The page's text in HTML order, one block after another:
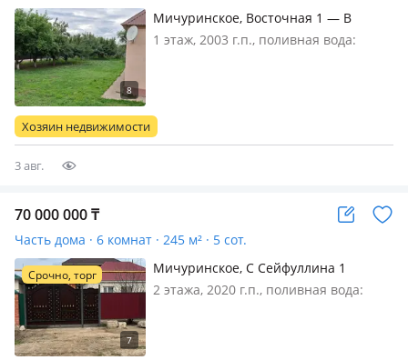
Мичуринское, Восточная 1 — В
центре
1 этаж, 2003 г.п., поливная вода:
частный дом с земельным участком
14 соток. Делимый госакт! Участо…
Хозяин недвижимости
3 авг.
70 000 000₸
Часть дома · 6 комнат · 245 м² · 5 сот.
Срочно, торг
Мичуринское, С Сейфуллина 1
2 этажа, 2020 г.п., поливная вода: